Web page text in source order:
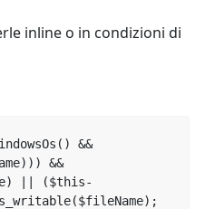
inline o in condizioni di
&&
&&
|| ($this-